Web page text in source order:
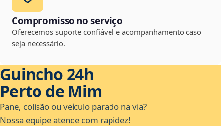
Compromisso no serviço
Oferecemos suporte confiável e acompanhamento caso
seja necessário.
Guincho 24h
Perto de Mim
Pane, colisão ou veículo parado na via?
Nossa equipe atende com rapidez!